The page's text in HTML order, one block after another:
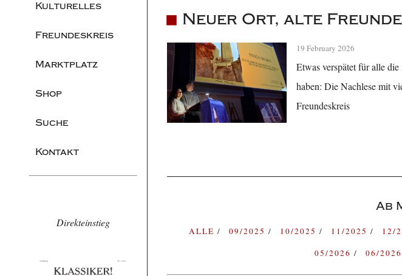
Kulturelles
Freundeskreis
Marktplatz
Shop
Suche
Kontakt
Direkteinstieg
Neuer Ort, alte Freunde
19 February 2026
Etwas verspätet für alle
haben: Die Nachlese mit
Freundeskreis
Ab
ALLE 09/2025 10/2025 11/2025 12/
05/2026
06/2026